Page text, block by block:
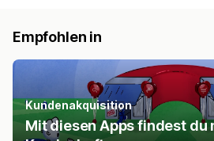
Empfohlen in
Kundenakquisition
Mit diesen Apps findest du